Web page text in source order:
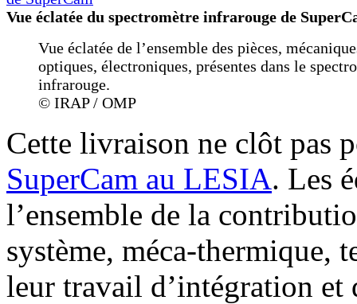
Vue éclatée du spectromètre infrarouge de
Vue éclatée de l’ensemble des pièces,
optiques, électroniques, présentes dans le
infrarouge.
© IRAP / OMP
Cette livraison ne clôt pas
SuperCam au LESIA. Les
l’ensemble de la
système, méca-thermique,
leur travail d’intégration et